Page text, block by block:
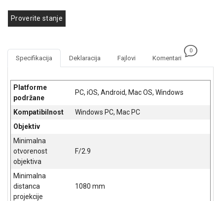
SISTEMI
FOTOKOPIRI
I KAMERE
NAVIGACIJE
VIDEO
NADZOR I
SIGURNOSNA
OPREMA
Proverite stanje
Specifikacija Deklaracija Fajlovi Komentari
0
Platforme
podržane
PC, iOS, Android, Mac OS, Windows
Kompatibilnost
Windows PC, Mac PC
Objektiv
Minimalna
otvorenost
objektiva
F/2.9
Minimalna
distanca
projekcije
1080 mm